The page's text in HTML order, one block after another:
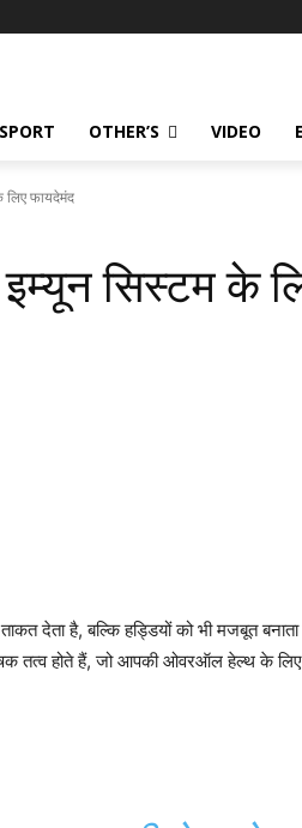
SPORT OTHER’S VIDEO
लिए फायदेमंद
सिस्टम के
देता है, बल्कि हड्डियों को भी मजबूत
तत्व होते हैं, जो आपकी ओवरऑल हेल्थ के लिए